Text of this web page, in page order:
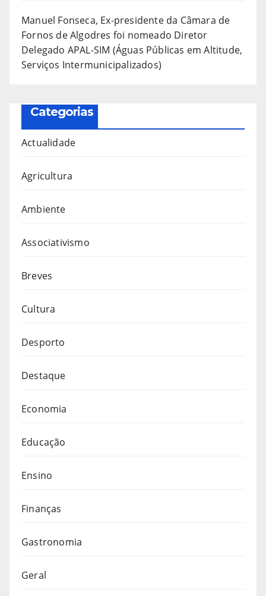
Manuel Fonseca, Ex-presidente da Câmara de
Fornos de Algodres foi nomeado Diretor
Delegado APAL-SIM (Águas Públicas em Altitude,
Serviços Intermunicipalizados)
Categorias
Actualidade
Agricultura
Ambiente
Associativismo
Breves
Cultura
Desporto
Destaque
Economia
Educação
Ensino
Finanças
Gastronomia
Geral